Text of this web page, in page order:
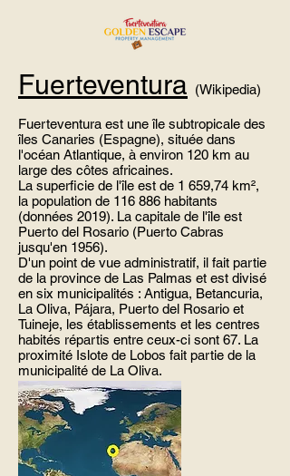
Fuerteventura (Wikipedia)
Fuerteventura est une île subtropicale des
îles Canaries (Espagne), située dans
l'océan Atlantique, à environ 120 km au
large des côtes africaines.
La superficie de l'île est de 1 659,74 km²,
la population de 116 886 habitants
(données 2019). La capitale de l'île est
Puerto del Rosario (Puerto Cabras
jusqu'en 1956).
D'un point de vue administratif, il fait partie
de la province de Las Palmas et est divisé
en six municipalités : Antigua, Betancuria,
La Oliva, Pájara, Puerto del Rosario et
Tuineje, les établissements et les centres
habités répartis entre ceux-ci sont 67. La
proximité Islote de Lobos fait partie de la
municipalité de La Oliva.